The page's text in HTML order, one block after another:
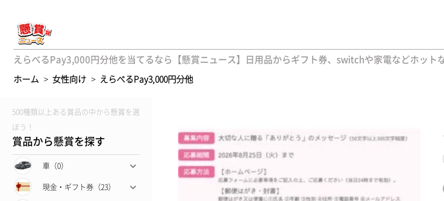
えらべるPay3,000円分他を当てるなら【懸賞ニュース】日用品からギフト券、switchや家電などホット
ホーム > 女性向け > えらべるPay3,000円分他
500種類以上ある賞品の中から懸賞を選
ぼう！
賞品から懸賞を探す
車（0）
現金・ギフト券（23）